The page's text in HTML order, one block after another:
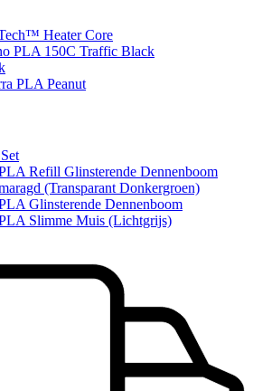
Heater Core
PLA 150C Traffic Black
PLA Peanut
Refill Glinsterende Dennenboom
(Transparant Donkergroen)
Glinsterende Dennenboom
Slimme Muis (Lichtgrijs)